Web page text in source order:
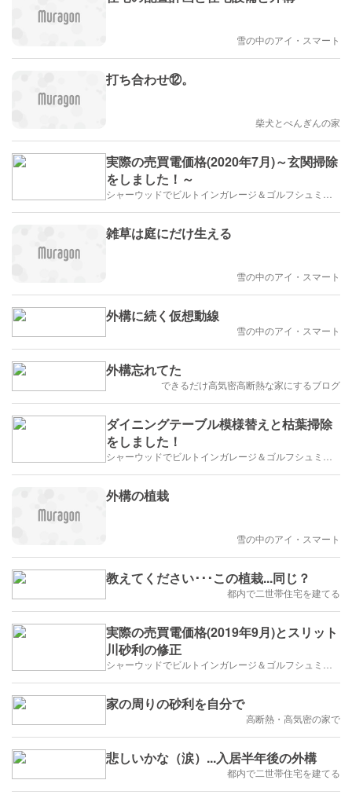
雪の中のアイ・スマート
打ち合わせ⑫。
柴犬とぺんぎんの家
実際の売買電価格(2020年7月)～玄関掃除
をしました！～
雑草は庭にだけ生える
雪の中のアイ・スマート
外構に続く仮想動線
雪の中のアイ・スマート
外構忘れてた
できるだけ高気密高断熱な家にするブログ
ダイニングテーブル模様替えと枯葉掃除
をしました！
外構の植栽
雪の中のアイ・スマート
教えてください･･･この植栽...同じ？
都内で二世帯住宅を建てる
実際の売買電価格(2019年9月)とスリット
川砂利の修正
家の周りの砂利を自分で
高断熱・高気密の家で
悲しいかな（涙）...入居半年後の外構
都内で二世帯住宅を建てる